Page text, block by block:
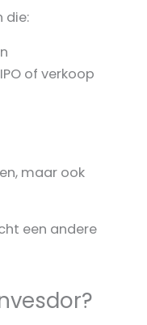
die:
of verkoop
maar ook
een andere